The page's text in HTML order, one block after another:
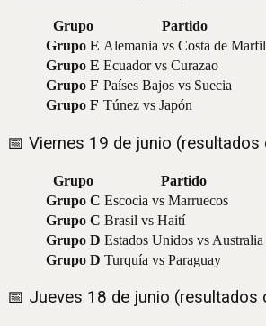
Grupo Partido
Grupo E Alemania vs Costa de Marfil
Grupo E Ecuador vs Curazao
Grupo F Países Bajos vs Suecia
Grupo F Túnez vs Japón
📅 Viernes 19 de junio
Grupo Partido
Grupo C Escocia vs Marruecos
Grupo C Brasil vs Haití
Grupo D Estados Unidos vs Australia
Grupo D Turquía vs Paraguay
📅 Jueves 18 de junio (resultados